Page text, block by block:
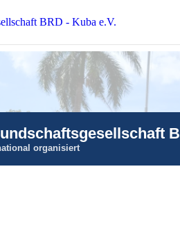
BRD - Kuba e.V.
organisiert